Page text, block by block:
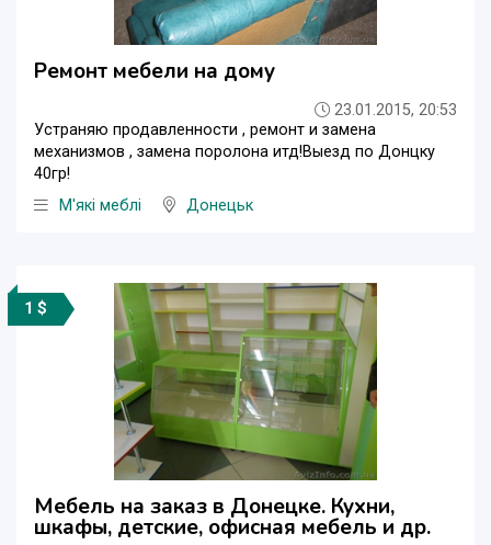
Ремонт мебели на дому
23.01.2015, 20:53
Устраняю продавленности , ремонт и замена
механизмов , замена поролона итд!Выезд по Донцку
40гр!
М'які меблі
Донецьк
1 $
Мебель на заказ в Донецке. Кухни,
шкафы, детские, офисная мебель и др.